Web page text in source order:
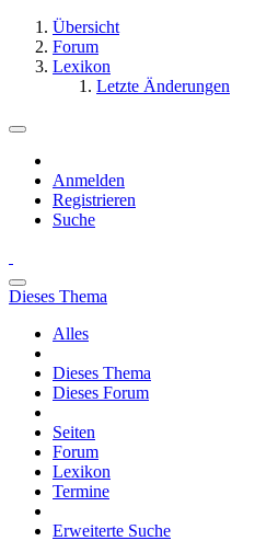
Übersicht
Forum
Lexikon
Letzte Änderungen
Anmelden
Registrieren
Suche
Dieses Thema
Alles
Dieses Thema
Dieses Forum
Seiten
Forum
Lexikon
Termine
Erweiterte Suche